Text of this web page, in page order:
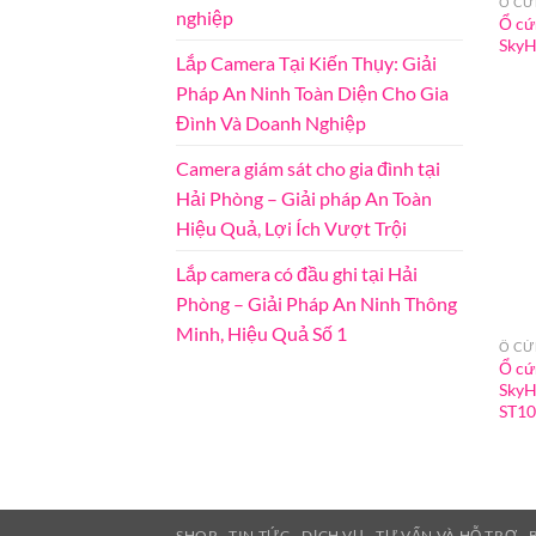
nghiệp
Lắp Camera Tại Kiến Thụy: Giải
Pháp An Ninh Toàn Diện Cho Gia
Đình Và Doanh Nghiệp
Camera giám sát cho gia đình tại
Hải Phòng – Giải pháp An Toàn
Hiệu Quả, Lợi Ích Vượt Trội
Lắp camera có đầu ghi tại Hải
Phòng – Giải Pháp An Ninh Thông
Minh, Hiệu Quả Số 1
Ổ
Ổ
Ổ